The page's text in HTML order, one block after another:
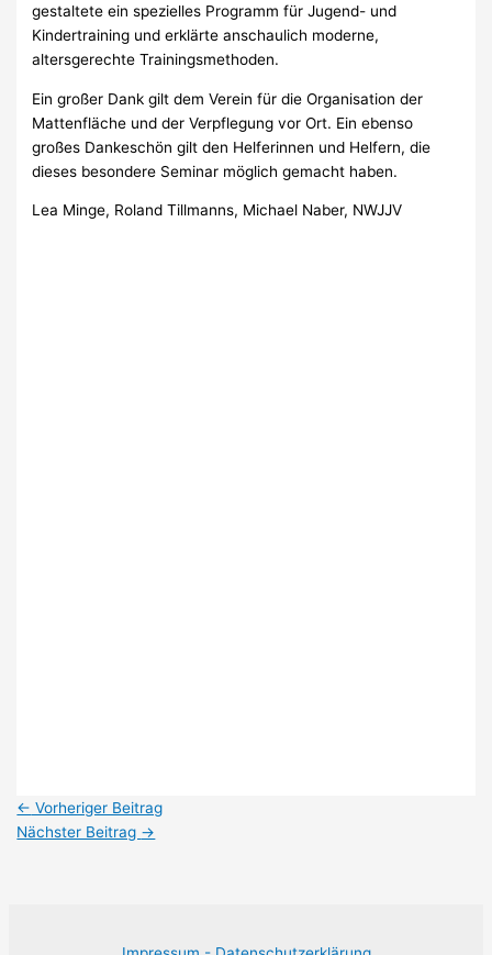
gestaltete ein spezielles Programm für Jugend- und
Kindertraining und erklärte anschaulich moderne,
altersgerechte Trainingsmethoden.
Ein großer Dank gilt dem Verein für die Organisation der
Mattenfläche und der Verpflegung vor Ort. Ein ebenso
großes Dankeschön gilt den Helferinnen und Helfern, die
dieses besondere Seminar möglich gemacht haben.
Lea Minge, Roland Tillmanns, Michael Naber, NWJJV
← Vorheriger Beitrag
Nächster Beitrag →